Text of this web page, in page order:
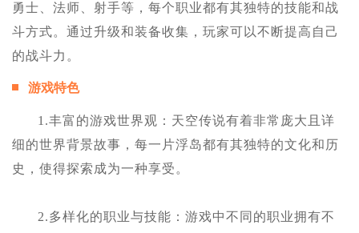
勇士、法师、射手等，每个职业都有其独特的技能和战
斗方式。通过升级和装备收集，玩家可以不断提高自己
的战斗力。
游戏特色
1.丰富的游戏世界观：天空传说有着非常庞大且详
细的世界背景故事，每一片浮岛都有其独特的文化和历
史，使得探索成为一种享受。
2.多样化的职业与技能：游戏中不同的职业拥有不